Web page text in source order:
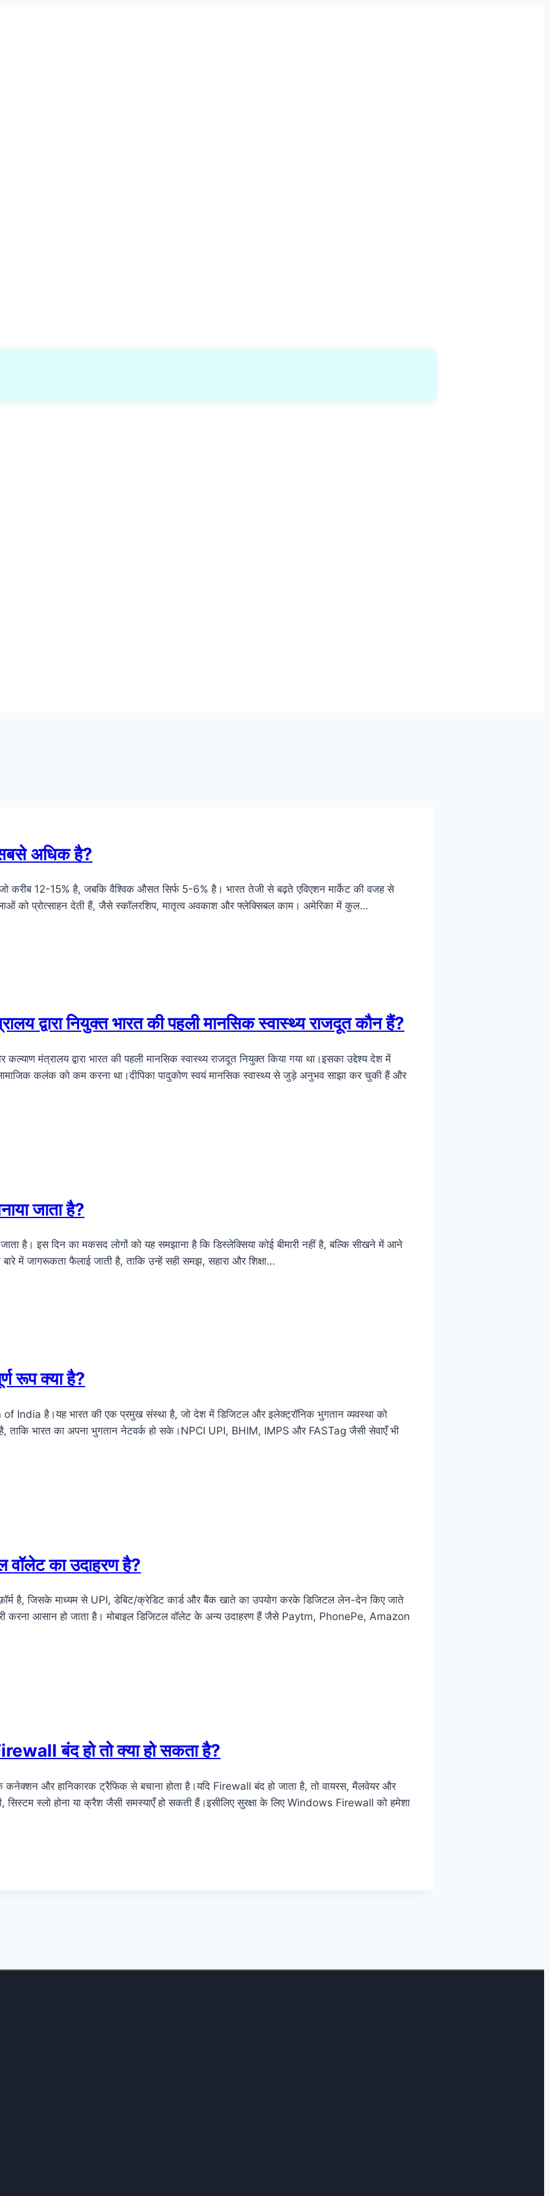
अधिक है?
जो करीब 12-15% है, जबकि वैश्विक औसत सिर्फ 5-6% है। भारत तेजी से बढ़ते एविएशन मार्केट की वजह से
को प्रोत्साहन देती हैं, जैसे स्कॉलरशिप, मातृत्व अवकाश और फ्लेक्सिबल काम। अमेरिका में कुल…
द्वारा नियुक्त भारत की पहली मानसिक स्वास्थ्य राजदूत कौन हैं?
कल्याण मंत्रालय द्वारा भारत की पहली मानसिक स्वास्थ्य राजदूत नियुक्त किया गया था।इसका उद्देश्य देश में
कलंक को कम करना था।दीपिका पादुकोण स्वयं मानसिक स्वास्थ्य से जुड़े अनुभव साझा कर चुकी हैं और
जाता है?
है। इस दिन का मकसद लोगों को यह समझाना है कि डिस्लेक्सिया कोई बीमारी नहीं है, बल्कि सीखने में आने
में जागरूकता फैलाई जाती है, ताकि उन्हें सही समझ, सहारा और शिक्षा…
रूप क्या है?
है।यह भारत की एक प्रमुख संस्था है, जो देश में डिजिटल और इलेक्ट्रॉनिक भुगतान व्यवस्था को
है, ताकि भारत का अपना भुगतान नेटवर्क हो सके।NPCI UPI, BHIM, IMPS और FASTag जैसी सेवाएँ भी
वॉलेट का उदाहरण है?
है, जिसके माध्यम से UPI, डेबिट/क्रेडिट कार्ड और बैंक खाते का उपयोग करके डिजिटल लेन-देन किए जाते
करना आसान हो जाता है। मोबाइल डिजिटल वॉलेट के अन्य उदाहरण हैं जैसे Paytm, PhonePe, Amazon
बंद हो तो क्या हो सकता है?
और हानिकारक ट्रैफिक से बचाना होता है।यदि Firewall बंद हो जाता है, तो वायरस, मैलवेयर और
स्लो होना या क्रैश जैसी समस्याएँ हो सकती हैं।इसीलिए सुरक्षा के लिए Windows Firewall को हमेशा